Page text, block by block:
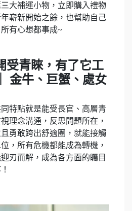
大補運小物，立即購入禮物
嶄新開始之餘，也幫助自己
所有心想都事成~
受青睞，有了它工
金牛、巨蟹、處女
特點就是能受長官、高層青
理念溝通，反思問題所在，
勇敢跨出舒適圈，就能接觸
，所有危機都能成為轉機，
刃而解，成為各方面的矚目